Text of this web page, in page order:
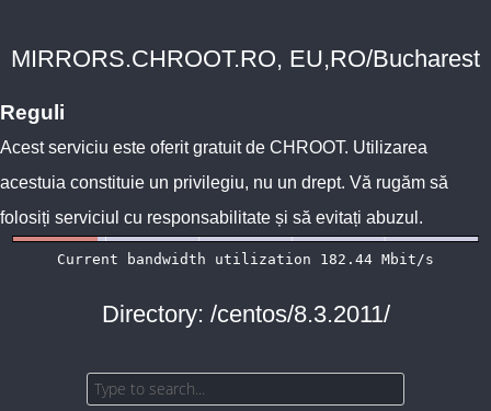
MIRRORS.CHROOT.RO, EU,RO/Bucharest
Reguli
Acest serviciu este oferit gratuit de CHROOT. Utilizarea
acestuia constituie un privilegiu, nu un drept. Vă rugăm să
folosiți serviciul cu responsabilitate și să evitați abuzul.
Directory: /centos/8.3.2011/